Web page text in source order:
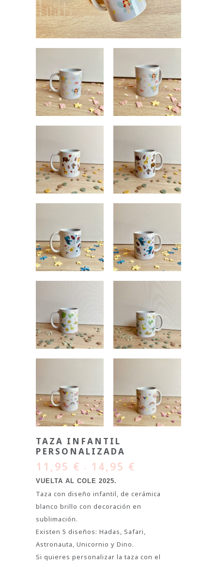
TAZA INFANTIL
PERSONALIZADA
11,95 € – 14,95 €
VUELTA AL COLE 2025.
Taza con diseño infantil, de cerámica
blanco brillo con decoración en
sublimación.
Existen 5 diseños: Hadas, Safari,
Astronauta, Unicornio y Dino.
Si quieres personalizar la taza con el